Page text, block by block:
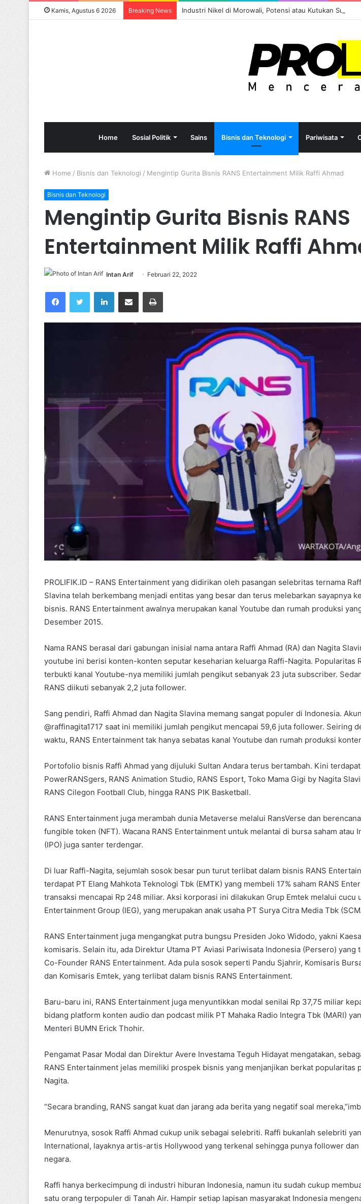
Kamis, Agustus 6 2026 Breaking News Industri Nikel di Morowali, Potensi atau Kutukan Sumber
Home Sosial Politik Sains Bisnis dan Teknologi Pariwisata
Home / Bisnis dan Teknologi / Mengintip Gurita Bisnis RANS Entertainment Milik Raffi Ahmad
Bisnis dan Teknologi
Mengintip Gurita Bisnis RANS
Entertainment Milik Raffi
Intan Arif Februari 22, 2022
FacebookTwitter LinkedInShare via Email Print
PROLIFIK.ID – RANS Entertainment yang didirikan oleh pasangan selebritas ternama
Slavina telah berkembang menjadi entitas yang besar dan terus melebarkan sayapnya
bisnis. RANS Entertainment awalnya merupakan kanal Youtube dan rumah produksi
Desember 2015.
Nama RANS berasal dari gabungan inisial nama antara Raffi Ahmad (RA) dan Nagita
youtube ini berisi konten-konten seputar keseharian keluarga Raffi-Nagita. Popularitas
terbukti kanal Youtube-nya memiliki jumlah pengikut sebanyak 23 juta subscriber.
RANS diikuti sebanyak 2,2 juta follower.
Sang pendiri, Raffi Ahmad dan Nagita Slavina memang sangat populer di Indonesia.
@raffinagita1717 saat ini memiliki jumlah pengikut mencapai 59,6 juta follower. Seiring
waktu, RANS Entertainment tak hanya sebatas kanal Youtube dan rumah produksi
Portofolio bisnis Raffi Ahmad yang dijuluki Sultan Andara terus bertambah. Kini terdapat
PowerRANSgers, RANS Animation Studio, RANS Esport, Toko Mama Gigi by Nagita
RANS Cilegon Football Club, hingga RANS PIK Basketball.
RANS Entertainment juga merambah dunia Metaverse melalui RansVerse dan
fungible token (NFT). Wacana RANS Entertainment untuk melantai di bursa saham atau
(IPO) juga santer terdengar.
Di luar Raffi-Nagita, sejumlah sosok besar pun turut terlibat dalam bisnis RANS
terdapat PT Elang Mahkota Teknologi Tbk (EMTK) yang membeli 17% saham RANS
transaksi mencapai Rp 248 miliar. Aksi korporasi ini dilakukan Grup Emtek melalui cucu
Entertainment Group (IEG), yang merupakan anak usaha PT Surya Citra Media Tbk
RANS Entertainment juga mengangkat putra bungsu Presiden Joko Widodo, yakni
komisaris. Selain itu, ada Direktur Utama PT Aviasi Pariwisata Indonesia (Persero) yang
Co-Founder RANS Entertainment. Ada pula sosok seperti Pandu Sjahrir, Komisaris
dan Komisaris Emtek, yang terlibat dalam bisnis RANS Entertainment.
Baru-baru ini, RANS Entertainment juga menyuntikkan modal senilai Rp 37,75 miliar
bidang platform konten audio dan podcast milik PT Mahaka Radio Integra Tbk (MARI)
Menteri BUMN Erick Thohir.
Pengamat Pasar Modal dan Direktur Avere Investama Teguh Hidayat mengatakan,
RANS Entertainment jelas memiliki prospek bisnis yang menjanjikan berkat popularitas
Nagita.
“Secara branding, RANS sangat kuat dan jarang ada berita yang negatif soal
Menurutnya, sosok Raffi Ahmad cukup unik sebagai selebriti. Raffi bukanlah selebriti
International, layaknya artis-artis Hollywood yang terkenal sehingga punya follower dan
negara.
Raffi hanya berkecimpung di industri hiburan Indonesia, namun itu sudah cukup
satu orang terpopuler di Tanah Air. Hampir setiap lapisan masyarakat Indonesia